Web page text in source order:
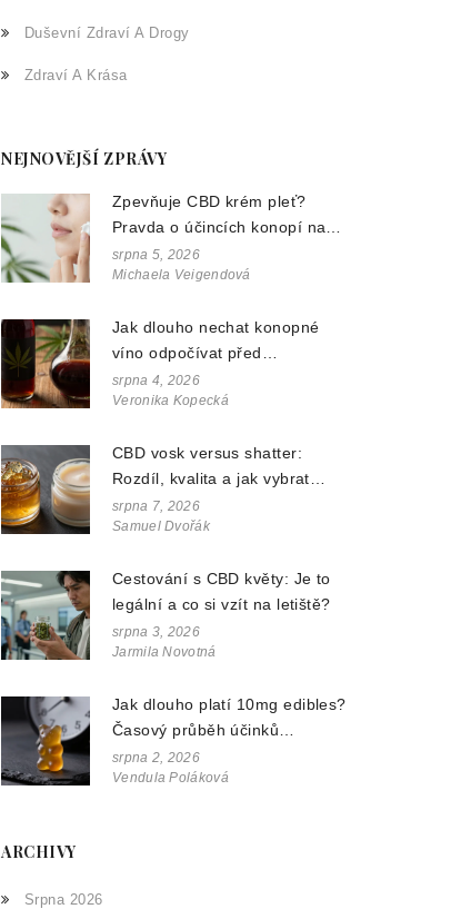
Duševní Zdraví A Drogy
Zdraví A Krása
NEJNOVĚJŠÍ ZPRÁVY
Zpevňuje CBD krém pleť?
Pravda o účincích konopí na
vrásky a pružnost
srpna 5, 2026
Michaela Veigendová
Jak dlouho nechat konopné
víno odpočívat před
podáváním? Průvodce pro
nejlepší chuť
srpna 4, 2026
Veronika Kopecká
CBD vosk versus shatter:
Rozdíl, kvalita a jak vybrat
správný koncentrát
srpna 7, 2026
Samuel Dvořák
Cestování s CBD květy: Je to
legální a co si vzít na letiště?
srpna 3, 2026
Jarmila Novotná
Jak dlouho platí 10mg edibles?
Časový průběh účinků
konopných gumiček
srpna 2, 2026
Vendula Poláková
ARCHIVY
Srpna 2026